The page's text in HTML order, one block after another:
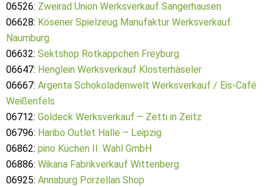
06526: Zweirad Union Werksverkauf Sangerhausen
06628: Kösener Spielzeug Manufaktur Werksverkauf
Naumburg
06632: Sektshop Rotkäppchen Freyburg
06647: Henglein Werksverkauf Klosterhäseler
06667: Argenta Schokoladenwelt Werksverkauf / Eis-Café
Weißenfels
06712: Goldeck Werksverkauf – Zetti in Zeitz
06796: Haribo Outlet Halle – Leipzig
06862: pino Küchen II. Wahl GmbH
06886: Wikana Fabrikverkauf Wittenberg
06925: Annaburg Porzellan Shop